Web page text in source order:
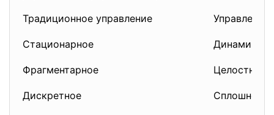
Традиционное управление
Стационарное
Фрагментарное Целостное
Дискретное Сплошное